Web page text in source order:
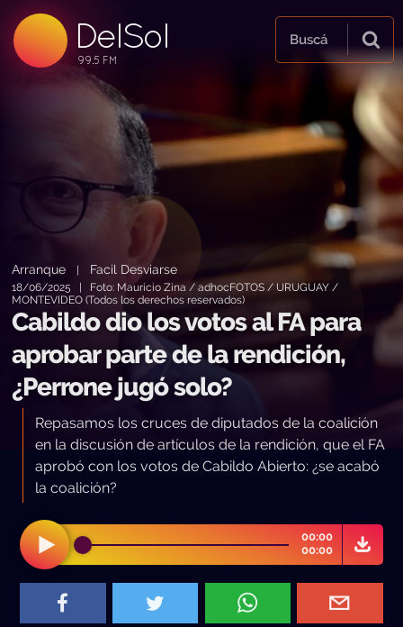
DelSol
99.5 FM
99.5 FM
99.5 FM
Buscá
Arranque Facil Desviarse
18/06/2025 | Foto: Mauricio Zina / adhocFOTOS / URUGUAY /
MONTEVIDEO (Todos los derechos reservados)
Cabildo dio los votos al FA para
aprobar parte de la rendición,
¿Perrone jugó solo?
Repasamos los cruces de diputados de la coalición
en la discusión de artículos de la rendición, que el FA
aprobó con los votos de Cabildo Abierto: ¿se acabó
la coalición?
00:00
00:00